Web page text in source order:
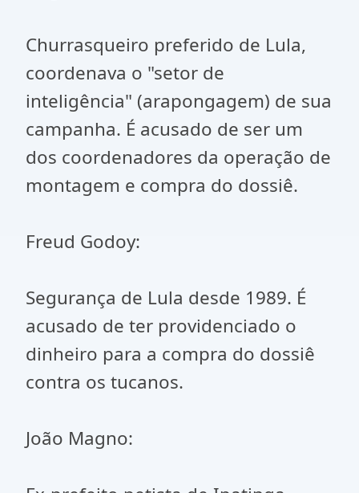
Churrasqueiro preferido de Lula,
coordenava o "setor de
inteligência" (arapongagem) de sua
campanha. É acusado de ser um
dos coordenadores da operação de
montagem e compra do dossiê.
Freud Godoy:
Segurança de Lula desde 1989. É
acusado de ter providenciado o
dinheiro para a compra do dossiê
contra os tucanos.
João Magno: